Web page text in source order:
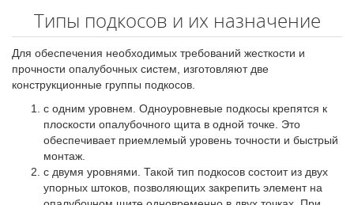
Типы подкосов и их назначение
Для обеспечения необходимых требований жесткости и
прочности опалубочных систем, изготовляют две
конструкционные группы подкосов.
с одним уровнем. Одноуровневые подкосы крепятся к
плоскости опалубочного щита в одной точке. Это
обеспечивает приемлемый уровень точности и быстрый
монтаж.
с двумя уровнями. Такой тип подкосов состоит из двух
упорных штоков, позволяющих закрепить элемент на